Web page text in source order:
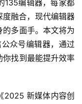
135编辑器，每家都
融合，现代编辑器
多面手。本文将为
众号编辑器，通过
找到最能提升效率
2025 新媒体内容创